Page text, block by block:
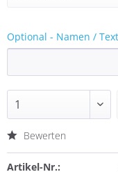
Optional - Namen /
Bewerten
Artikel-Nr.: